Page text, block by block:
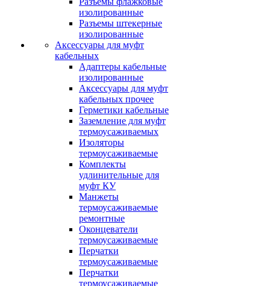
изолированные
Разъемы штекерные
изолированные
Аксессуары для муфт
кабельных
Адаптеры кабельные
изолированные
Аксессуары для муфт
кабельных прочее
Герметики кабельные
Заземление для муфт
термоусаживаемых
Изоляторы
термоусаживаемые
Комплекты
удлинительные для
муфт КУ
Манжеты
термоусаживаемые
ремонтные
Оконцеватели
термоусаживаемые
Перчатки
термоусаживаемые
Перчатки
термоусаживаемые